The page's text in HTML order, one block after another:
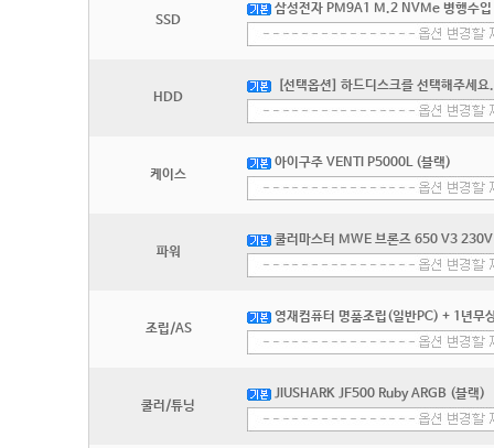
SSD
삼성전자 PM9A1 M.2 NVMe 병행수
HDD
[선택옵션] 하드디스크를 선택해주세요.
케이스
아이구주 VENTI P5000L (블랙)
파워
쿨러마스터 MWE 브론즈 650 V3
조립/AS
영재컴퓨터 명품조립(일반PC) + 1년무
쿨러/튜닝
JIUSHARK JF500 Ruby ARGB (블랙)